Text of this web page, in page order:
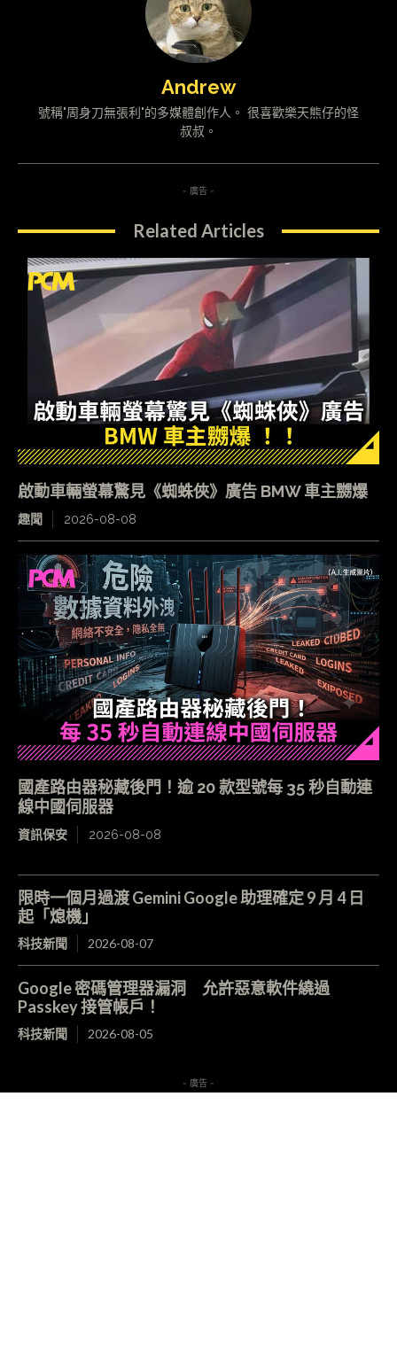
Andrew
號稱"周身刀無張利"的多媒體創作人。 很喜歡樂天熊仔的怪
叔叔。
- 廣告 -
Related Articles
啟動車輛螢幕驚見《蜘蛛俠》廣告 BMW 車主嬲爆
趣聞 2026-08-08
國產路由器秘藏後門！逾 20 款型號每 35 秒自動連
線中國伺服器
資訊保安 2026-08-08
限時一個月過渡 Gemini Google 助理確定 9 月 4 日
起「熄機」
科技新聞 2026-08-07
Google 密碼管理器漏洞 允許惡意軟件繞過
Passkey 接管帳戶！
科技新聞 2026-08-05
- 廣告 -